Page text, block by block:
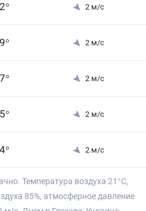
° 2 м/с
° 2 м/с
° 2 м/с
° 2 м/с
° 2 м/с
Температура воздуха 21°С,
85%, атмосферное давление